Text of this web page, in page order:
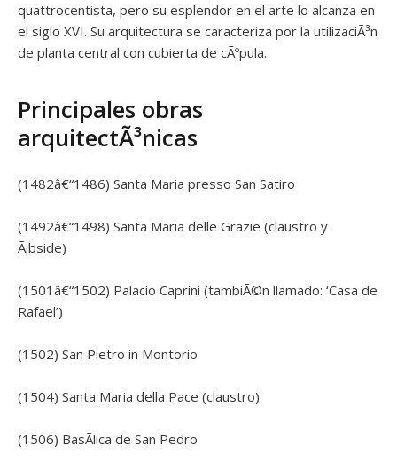
quattrocentista, pero su esplendor en el arte lo alcanza en
el siglo XVI. Su arquitectura se caracteriza por la utilizaciÃ³n
de planta central con cubierta de cÃºpula.
Principales obras
arquitectÃ³nicas
(1482â€“1486) Santa Maria presso San Satiro
(1492â€“1498) Santa Maria delle Grazie (claustro y
Ã¡bside)
(1501â€“1502) Palacio Caprini (tambiÃ©n llamado: ‘Casa de
Rafael’)
(1502) San Pietro in Montorio
(1504) Santa Maria della Pace (claustro)
(1506) BasÃ­lica de San Pedro